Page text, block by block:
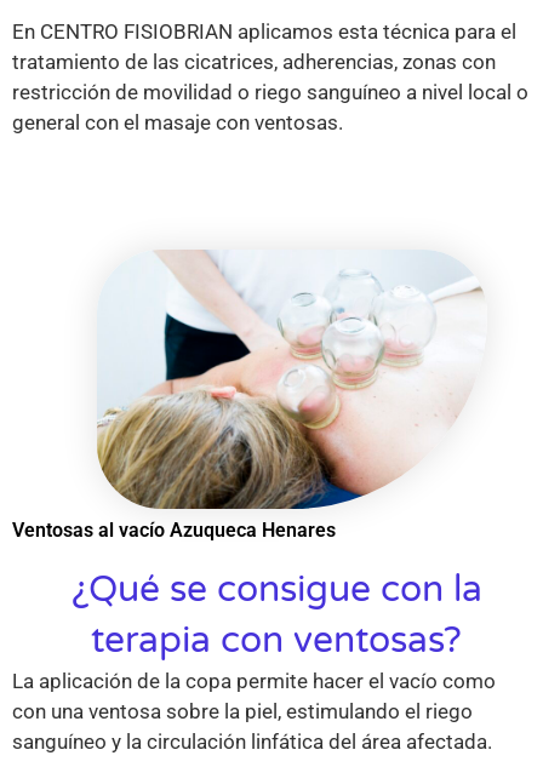
En CENTRO FISIOBRIAN aplicamos esta técnica para el
tratamiento de las cicatrices, adherencias, zonas con
restricción de movilidad o riego sanguíneo a nivel local o
general con el masaje con ventosas.
Ventosas al vacío Azuqueca Henares
¿Qué se consigue con la
terapia con ventosas?
La aplicación de la copa permite hacer el vacío como
con una ventosa sobre la piel, estimulando el riego
sanguíneo y la circulación linfática del área afectada.